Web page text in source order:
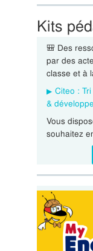
Kits
🎒 Des
par des
classe et à
Citeo :
&
Vous
souhaitez